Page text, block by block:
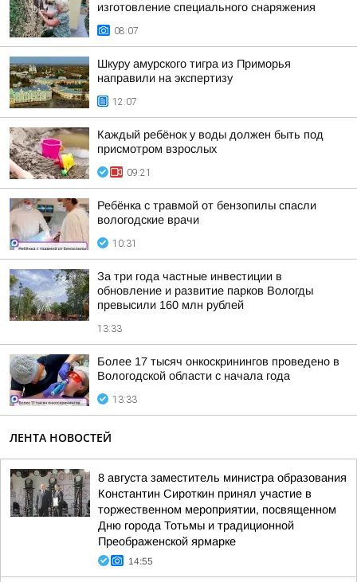
изготовление специального снаряжения
08:07
Шкуру амурского тигра из Приморья
направили на экспертизу
12:07
Каждый ребёнок у воды должен быть под
присмотром взрослых
09:21
Ребёнка с травмой от бензопилы спасли
вологодские врачи
10:31
За три года частные инвестиции в
обновление и развитие парков Вологды
превысили 160 млн рублей
13:33
Более 17 тысяч онкоскринингов проведено в
Вологодской области с начала года
13:33
ЛЕНТА НОВОСТЕЙ
8 августа заместитель министра образования
Константин Сироткин принял участие в
торжественном мероприятии, посвященном
Дню города Тотьмы и традиционной
Преображенской ярмарке
14:55